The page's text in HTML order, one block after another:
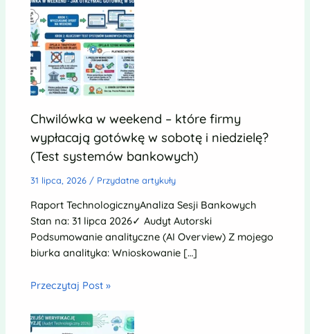
Chwilówka w weekend – które firmy
wypłacają gotówkę w sobotę i niedzielę?
(Test systemów bankowych)
31 lipca, 2026 / Przydatne artykuły
Raport TechnologicznyAnaliza Sesji Bankowych
Stan na: 31 lipca 2026✓ Audyt Autorski
Podsumowanie analityczne (AI Overview) Z mojego
biurka analityka: Wnioskowanie […]
Przeczytaj Post »